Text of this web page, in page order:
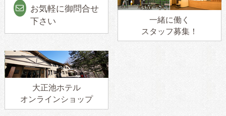
お気軽に御問合せ
下さい
一緒に働く
スタッフ募集！
大正池ホテル
オンラインショップ